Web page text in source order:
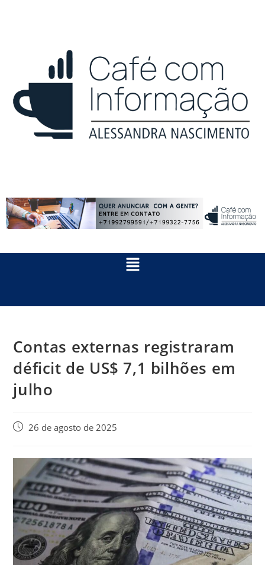
Contas externas registraram
déficit de US$ 7,1 bilhões em
julho
26 de agosto de 2025